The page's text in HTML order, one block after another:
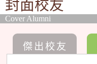
封面校友
Cover Alumni
傑出校友